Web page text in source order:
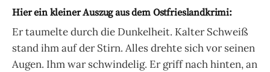
Hier ein kleiner Auszug aus dem Ostfrieslandkrimi:
Er taumelte durch die Dunkelheit. Kalter Schweiß
stand ihm auf der Stirn. Alles drehte sich vor seinen
Augen. Ihm war schwindelig. Er griff nach hinten, an